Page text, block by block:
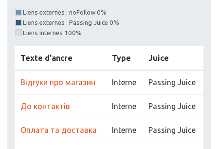
Liens externes : noFollow 0%
Liens externes : Passing Juice 0%
Liens internes 100%
Texte d'ancre Type Juice
Відгуки про магазин Interne Passing Juice
До контактів Interne Passing Juice
Оплата та доставка Interne Passing Juice